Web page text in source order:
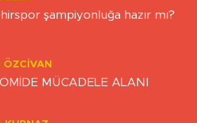
şampiyonluğa hazır mı?
ÖZCIVAN
MÜCADELE ALANI